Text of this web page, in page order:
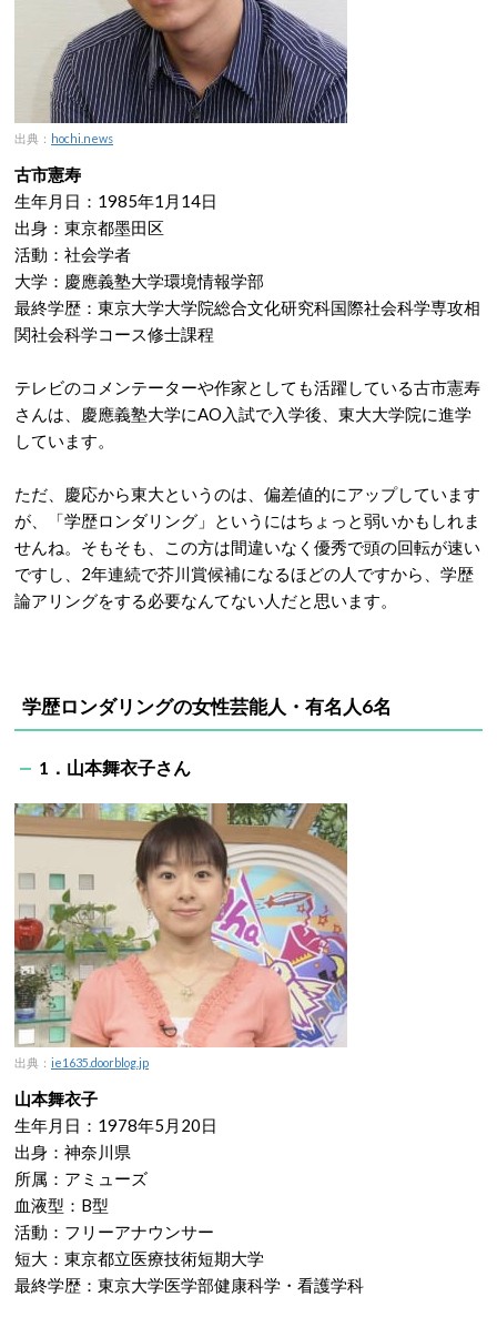
出典： hochi.news
古市憲寿
生年月日：1985年1月14日
出身：東京都墨田区
活動：社会学者
大学：慶應義塾大学環境情報学部
最終学歴：東京大学大学院総合文化研究科国際社会科学専攻相
関社会科学コース修士課程
テレビのコメンテーターや作家としても活躍している古市憲寿
さんは、慶應義塾大学にAO入試で入学後、東大大学院に進学
しています。
ただ、慶応から東大というのは、偏差値的にアップしています
が、「学歴ロンダリング」というにはちょっと弱いかもしれま
せんね。そもそも、この方は間違いなく優秀で頭の回転が速い
ですし、2年連続で芥川賞候補になるほどの人ですから、学歴
論アリングをする必要なんてない人だと思います。
学歴ロンダリングの女性芸能人・有名人6名
1．山本舞衣子さん
出典： ie1635.doorblog.jp
山本舞衣子
生年月日：1978年5月20日
出身：神奈川県
所属：アミューズ
血液型：B型
活動：フリーアナウンサー
短大：東京都立医療技術短期大学
最終学歴：東京大学医学部健康科学・看護学科